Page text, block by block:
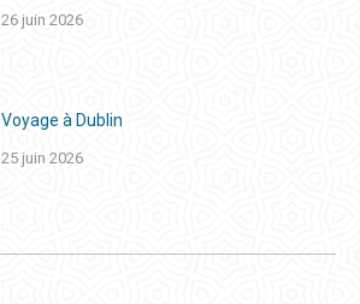
26 juin 2026
Voyage à Dublin
25 juin 2026